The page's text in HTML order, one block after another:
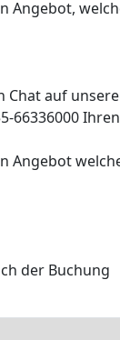
Angebot,
auf
66336000 Ihren
Angebot
der Buchung